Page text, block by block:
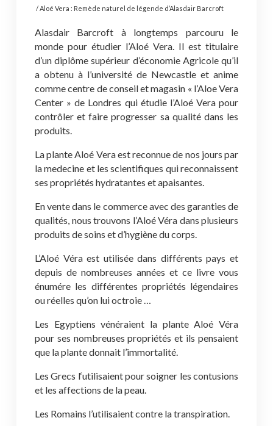
/ Aloé Vera : Remède naturel de légende d’Alasdair Barcroft
Alasdair Barcroft à longtemps parcouru le
monde pour étudier l’Aloé Vera. Il est titulaire
d’un diplôme supérieur d’économie Agricole qu’il
a obtenu à l’université de Newcastle et anime
comme centre de conseil et magasin « l’Aloe Vera
Center » de Londres qui étudie l’Aloé Vera pour
contrôler et faire progresser sa qualité dans les
produits.
La plante Aloé Vera est reconnue de nos jours par
la medecine et les scientifiques qui reconnaissent
ses propriétés hydratantes et apaisantes.
En vente dans le commerce avec des garanties de
qualités, nous trouvons l’Aloé Véra dans plusieurs
produits de soins et d’hygiène du corps.
L’Aloé Véra est utilisée dans différents pays et
depuis de nombreuses années et ce livre vous
énumére les différentes propriétés légendaires
ou réelles qu’on lui octroie …
Les Egyptiens vénéraient la plante Aloé Véra
pour ses nombreuses propriétés et ils pensaient
que la plante donnait l’immortalité.
Les Grecs l‘utilisaient pour soigner les contusions
et les affections de la peau.
Les Romains l’utilisaient contre la transpiration.